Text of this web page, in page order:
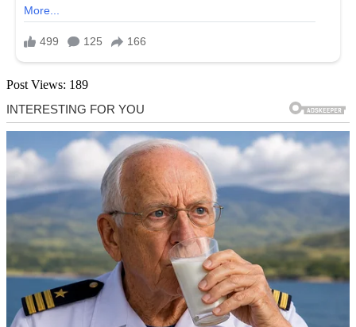
Post Views: 189